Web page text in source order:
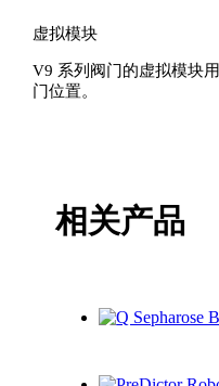
虚拟模块
V9 系列阀门的虚拟模块
门位置。
相关产品